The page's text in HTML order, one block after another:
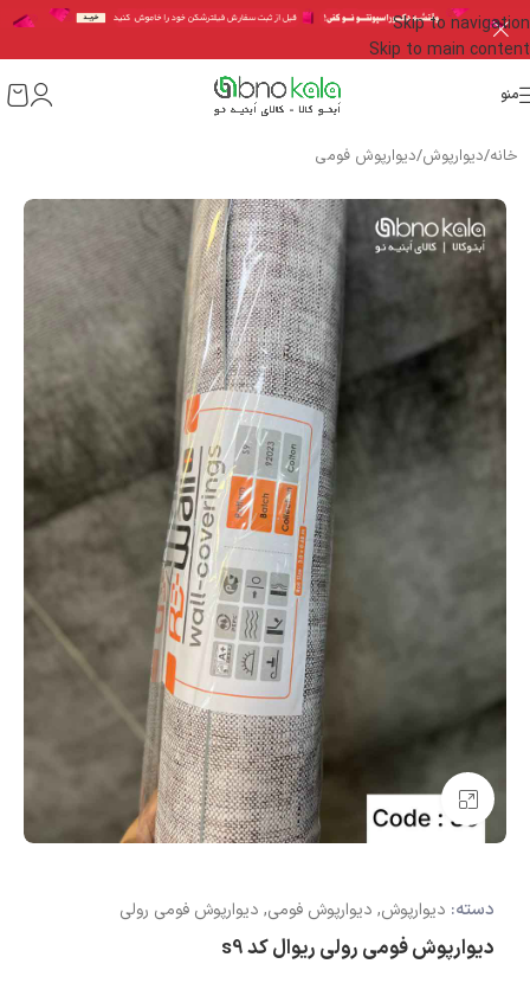
Skip to navigation
Skip to main content
منو
خانه/دیوارپوش/دیوارپوش فومی
بزرگنمایی تصویر
دسته: دیوارپوش, دیوارپوش فومی, دیوارپوش فومی رولی
دیوارپوش فومی رولی ریوال کد s9